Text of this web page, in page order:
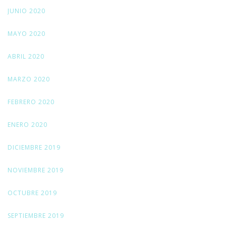
JUNIO 2020
MAYO 2020
ABRIL 2020
MARZO 2020
FEBRERO 2020
ENERO 2020
DICIEMBRE 2019
NOVIEMBRE 2019
OCTUBRE 2019
SEPTIEMBRE 2019